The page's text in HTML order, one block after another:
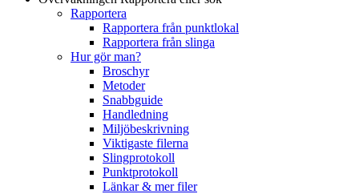
Rapportera
Rapportera från punktlokal
Rapportera från slinga
Hur gör man?
Broschyr
Metoder
Snabbguide
Handledning
Miljöbeskrivning
Viktigaste filerna
Slingprotokoll
Punktprotokoll
Länkar & mer filer